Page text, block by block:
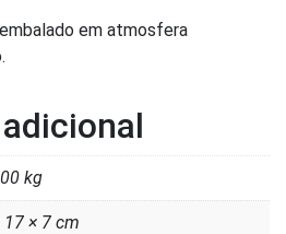
em atmosfera
kg
17 × 7 cm